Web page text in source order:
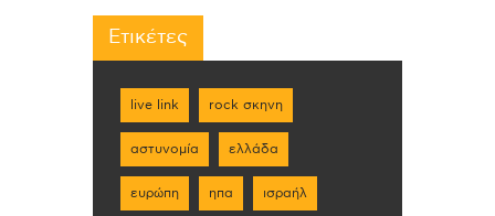
Ετικέτες
live link rock σκηνη
αστυνομία ελλάδα
ευρώπη ηπα ισραήλ